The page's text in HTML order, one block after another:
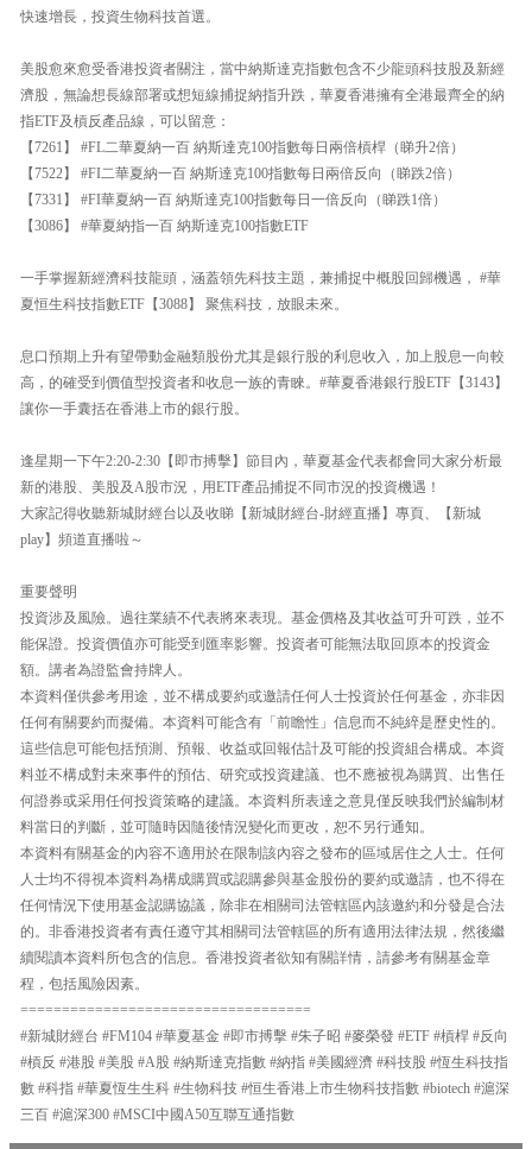
快速增長，投資生物科技首選。
美股愈來愈受香港投資者關注，當中納斯達克指數包含不少龍頭科技股及新經
濟股，無論想長線部署或想短線捕捉納指升跌，華夏香港擁有全港最齊全的納
指ETF及槓反產品線，可以留意：
【7261】 #FL二華夏納一百 納斯達克100指數每日兩倍槓桿（睇升2倍）
【7522】 #FI二華夏納一百 納斯達克100指數每日兩倍反向（睇跌2倍）
【7331】 #FI華夏納一百 納斯達克100指數每日一倍反向（睇跌1倍）
【3086】 #華夏納指一百 納斯達克100指數ETF
一手掌握新經濟科技龍頭，涵蓋領先科技主題，兼捕捉中概股回歸機遇， #華
夏恒生科技指數ETF【3088】 聚焦科技，放眼未來。
息口預期上升有望帶動金融類股份尤其是銀行股的利息收入，加上股息一向較
高，的確受到價值型投資者和收息一族的青睞。#華夏香港銀行股ETF【3143】
讓你一手囊括在香港上市的銀行股。
逢星期一下午2:20-2:30【即市搏擊】節目內，華夏基金代表都會同大家分析最
新的港股、美股及A股市況，用ETF產品捕捉不同市況的投資機遇！
大家記得收聽新城財經台以及收睇【新城財經台-財經直播】專頁、【新城
play】頻道直播啦～
重要聲明
投資涉及風險。過往業績不代表將來表現。基金價格及其收益可升可跌，並不
能保證。投資價值亦可能受到匯率影響。投資者可能無法取回原本的投資金
額。講者為證監會持牌人。
本資料僅供參考用途，並不構成要約或邀請任何人士投資於任何基金，亦非因
任何有關要約而擬備。本資料可能含有「前瞻性」信息而不純綷是歷史性的。
這些信息可能包括預測、預報、收益或回報估計及可能的投資組合構成。本資
料並不構成對未來事件的預估、研究或投資建議、也不應被視為購買、出售任
何證券或采用任何投資策略的建議。本資料所表達之意見僅反映我們於編制材
料當日的判斷，並可隨時因隨後情況變化而更改，恕不另行通知。
本資料有關基金的內容不適用於在限制該內容之發布的區域居住之人士。任何
人士均不得視本資料為構成購買或認購參與基金股份的要約或邀請，也不得在
任何情況下使用基金認購協議，除非在相關司法管轄區內該邀約和分發是合法
的。非香港投資者有責任遵守其相關司法管轄區的所有適用法律法規，然後繼
續閱讀本資料所包含的信息。香港投資者欲知有關詳情，請參考有關基金章
程，包括風險因素。
===================================
#新城財經台 #FM104 #華夏基金 #即市搏擊 #朱子昭 #麥榮發 #ETF #槓桿 #反向
#槓反 #港股 #美股 #A股 #納斯達克指數 #納指 #美國經濟 #科技股 #恆生科技指
數 #科指 #華夏恆生生科 #生物科技 #恒生香港上市生物科技指數 #biotech #滬深
三百 #滬深300 #MSCI中國A50互聯互通指數